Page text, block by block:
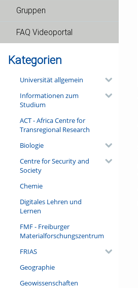
Gruppen
FAQ Videoportal
Kategorien
Universität allgemein
Informationen zum
Studium
ACT - Africa Centre for
Transregional Research
Biologie
Centre for Security and
Society
Chemie
Digitales Lehren und
Lernen
FMF - Freiburger
Materialforschungszentrum
FRIAS
Geographie
Geowissenschaften